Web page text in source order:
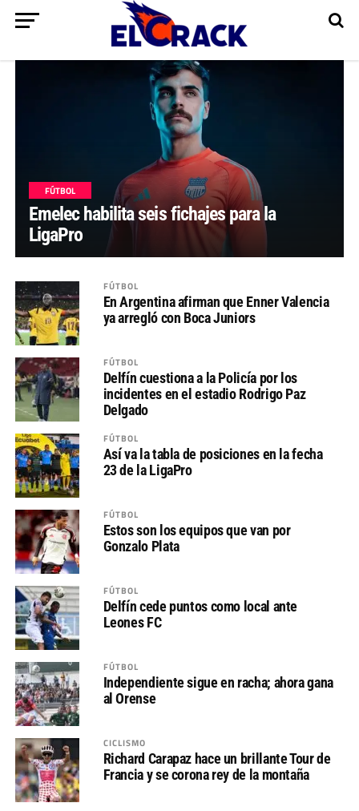
FÚTBOL
Emelec habilita seis fichajes para la
LigaPro
FÚTBOL
En Argentina afirman que Enner Valencia
ya arregló con Boca Juniors
FÚTBOL
Delfín cuestiona a la Policía por los
incidentes en el estadio Rodrigo Paz
Delgado
FÚTBOL
Así va la tabla de posiciones en la fecha
23 de la LigaPro
FÚTBOL
Estos son los equipos que van por
Gonzalo Plata
FÚTBOL
Delfín cede puntos como local ante
Leones FC
FÚTBOL
Independiente sigue en racha; ahora gana
al Orense
CICLISMO
Richard Carapaz hace un brillante Tour de
Francia y se corona rey de la montaña